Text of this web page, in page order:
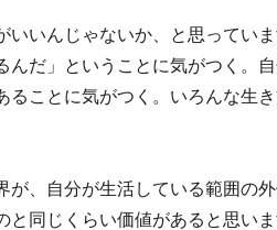
いんじゃないか、と思ってい
だ」ということに気がつく。
ことに気がつく。いろんな生き
、自分が生活している範囲の
同じくらい価値があると思い